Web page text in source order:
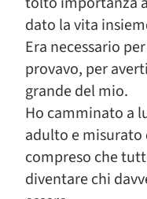
dato la vita
Era necessario
provavo, per
grande del mio.
Ho camminato a
adulto e misurato
compreso che
diventare chi